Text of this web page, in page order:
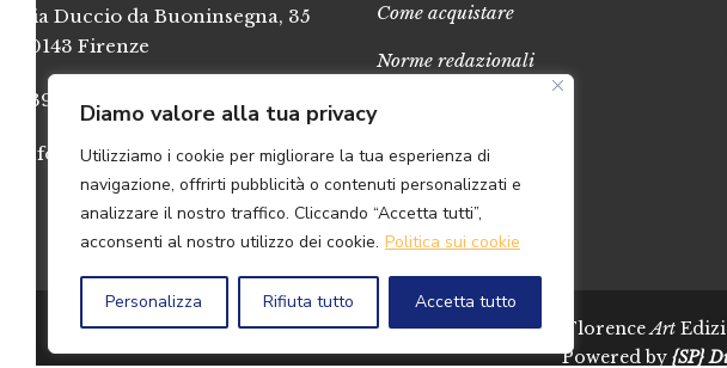
Diamo valore alla tua privacy
Utilizziamo i cookie per migliorare la tua esperienza di
navigazione, offrirti pubblicità o contenuti personalizzati e
analizzare il nostro traffico. Cliccando “Accetta tutti”,
acconsenti al nostro utilizzo dei cookie. Politica sui cookie
Personalizza Rifiuta tutto Accetta tutto
Via Duccio da Buoninsegna, 35
50143 Firenze
+39 055 717248
info@FlorenceArtEdizioni.com
Come acquistare
Norme redazionali
Privacy
Cookies
Credits
© 2024 FlorenceArt
Powered by {SP}